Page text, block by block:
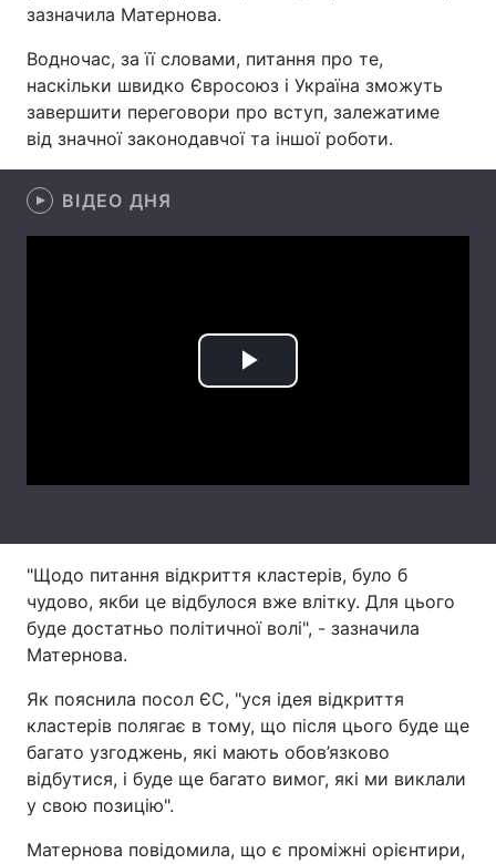
Цікавинки Погода
Екологія Регіони
Лонгріди
Відео з Youtube Статті
Вакансії
Тема оформлення
зазначила Матернова.
Водночас, за її словами, питання про те,
наскільки швидко Євросоюз і Україна зможуть
завершити переговори про вступ, залежатиме
від значної законодавчої та іншої роботи.
ВІДЕО ДНЯ
Play
"Щодо питання відкриття кластерів, було б
чудово, якби це відбулося вже влітку. Для цього
буде достатньо політичної волі", - зазначила
Матернова.
Як пояснила посол ЄС, "уся ідея відкриття
кластерів полягає в тому, що після цього буде ще
багато узгоджень, які мають обов’язково
відбутися, і буде ще багато вимог, які ми виклали
у свою позицію".
Матернова повідомила, що є проміжні орієнтири,